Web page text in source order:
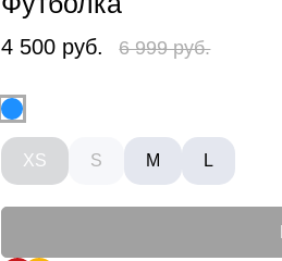
4 500 руб. 6 999 руб.
XS S M L